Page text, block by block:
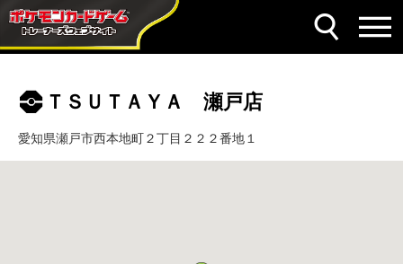
ＴＳＵＴＡＹＡ 瀬戸店
愛知県瀬戸市西本地町２丁目２２２番地１